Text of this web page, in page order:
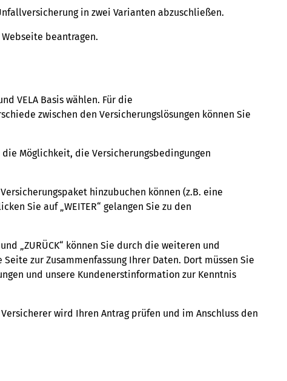
in zwei Varianten abzuschließen.
beantragen.
VELA Basis wählen. Für die
zwischen den Versicherungslösungen können Sie
Möglichkeit, die Versicherungsbedingungen
hinzubuchen können (z.B. eine
Sie auf „WEITER“ gelangen Sie zu den
„ZURÜCK“ können Sie durch die weiteren und
zur Zusammenfassung Ihrer Daten. Dort müssen Sie
und unsere Kundenerstinformation zur Kenntnis
Versicherer wird Ihren Antrag prüfen und im Anschluss den